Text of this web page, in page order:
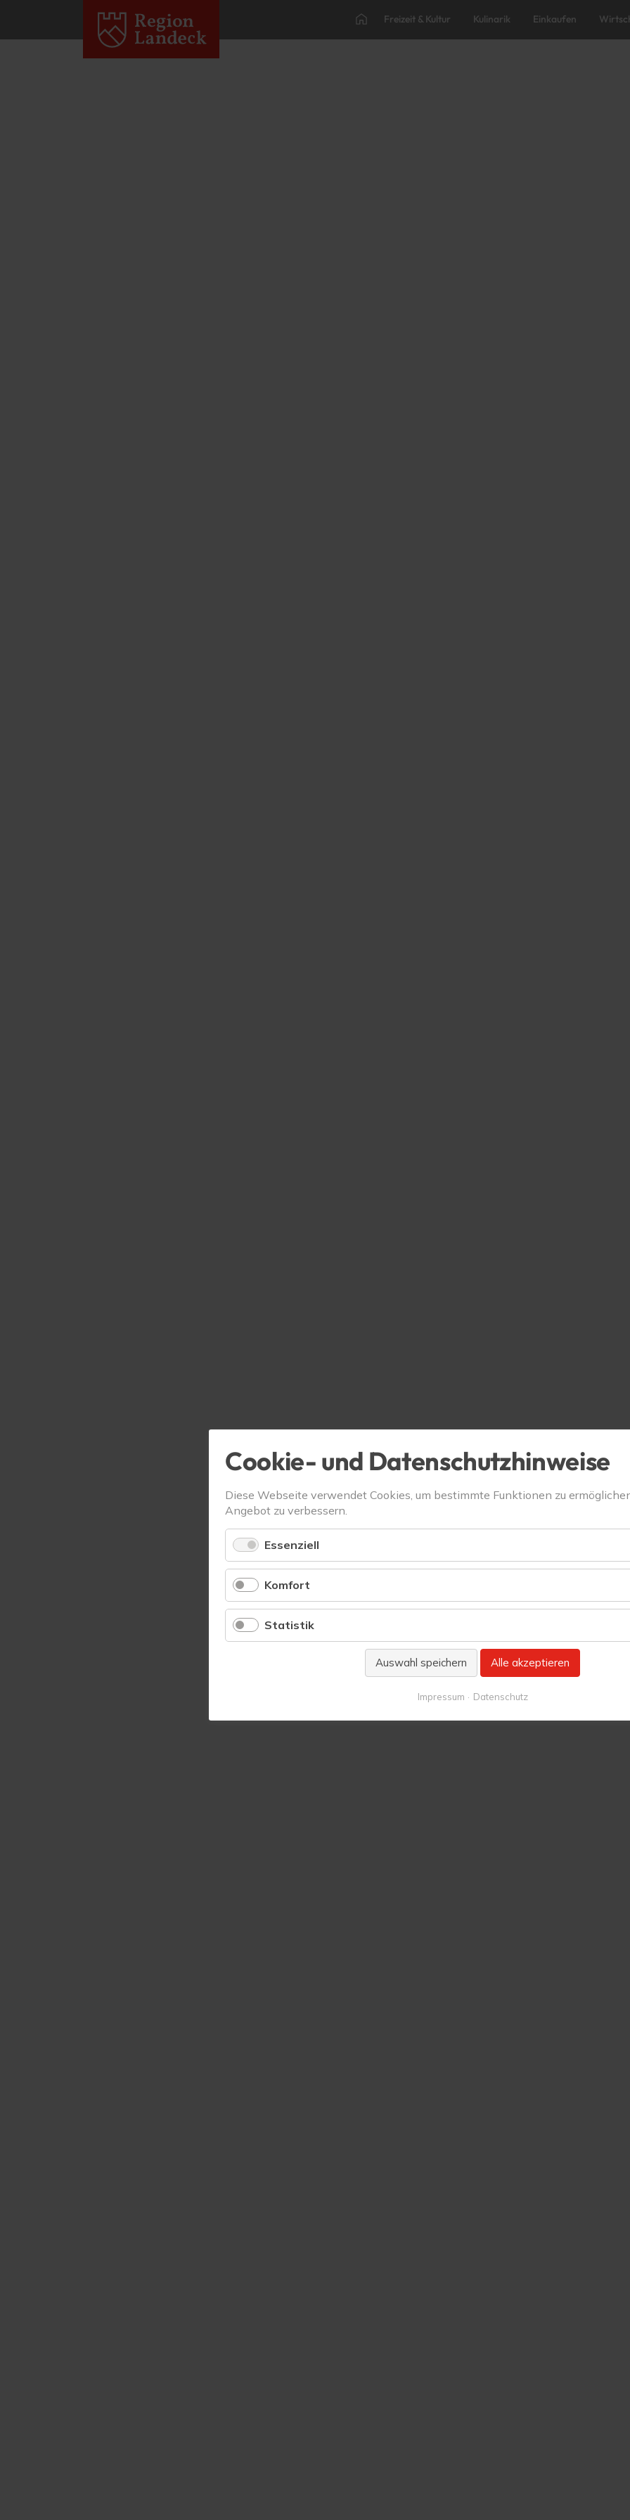
Freizeit & Kultur Kulinarik Einkaufen
Cookie- und Datenschutzhinweise
Diese Webseite verwendet Cookies, um bestimmte Funktionen zu
Angebot zu verbessern.
Essenziell
Komfort
Statistik
Auswahl speichern Alle akzeptieren
Impressum Datenschutz